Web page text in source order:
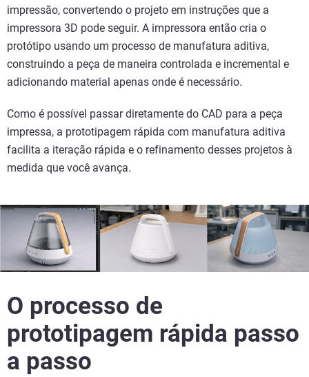
impressão, convertendo o projeto em instruções que a
impressora 3D pode seguir. A impressora então cria o
protótipo usando um processo de manufatura aditiva,
construindo a peça de maneira controlada e incremental e
adicionando material apenas onde é necessário.
Como é possível passar diretamente do CAD para a peça
impressa, a prototipagem rápida com manufatura aditiva
facilita a iteração rápida e o refinamento desses projetos à
medida que você avança.
O processo de
prototipagem rápida passo
a passo